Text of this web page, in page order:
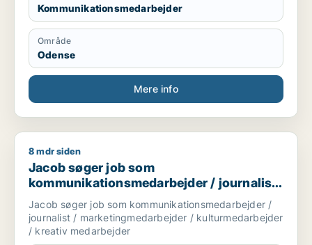
Kommunikationsmedarbejder
Område
Odense
Mere info
Jacob søger job som kommunikationsmedarbejder /
8 mdr siden
Jacob søger job som
kommunikationsmedarbejder / journalist
/ marketingmedarbejder /
kulturmedarbejder / kreativ medarbejder
Jacob søger job som kommunikationsmedarbejder /
journalist / marketingmedarbejder / kulturmedarbejder
/ kreativ medarbejder